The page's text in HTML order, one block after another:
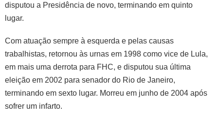
disputou a Presidência de novo, terminando em quinto
lugar.
Com atuação sempre à esquerda e pelas causas
trabalhistas, retornou às urnas em 1998 como vice de Lula,
em mais uma derrota para FHC, e disputou sua última
eleição em 2002 para senador do Rio de Janeiro,
terminando em sexto lugar. Morreu em junho de 2004 após
sofrer um infarto.